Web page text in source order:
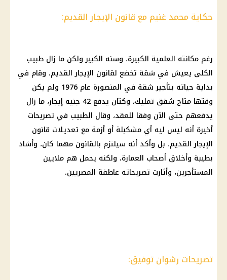
حكاية محمد غنيم مع قانون الإيجار القديم:
رغم مكانته العلمية الكبيرة، وسنه الكبير ولكن ما زال طبيب
الكلى يعيش في شقة تخضع لقانون الإيجار القديم، وقام في
بداية حياته بتأجير شقة في المنصورة عام 1976 ولم يكن
وقتها متاح شقق تمليك، وكتان يدفع 42 جنيه إيجار، ما زال
يدفعهم حتى الآن وفقا للعقد، وقال الطبيب في تصريحات
أخيرة أنه ليس ليه أي مشكبلة أو أزمة مع تعديلات قانون
الإيجار القديم، بل وأكد أنه سيلتزم بالقانون مهما كان، وأشاد
بطيبة وأخلاق أصحاب العمارة، ولكنه يحمل هم ملايين
المستأجرين، وأثارت تصريحاته عاطفة المصريين.
تصريحات رشوان توفيق: